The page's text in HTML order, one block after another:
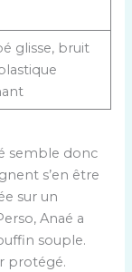
glisse, bruit
semble donc
s’en être
sur un
Anaé a
souple.
protégé.